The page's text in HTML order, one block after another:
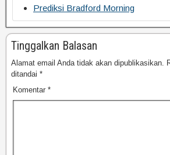
Prediksi Bradford Morning
Tinggalkan Balasan
Alamat email Anda tidak akan dipublikasikan.
ditandai *
Komentar *